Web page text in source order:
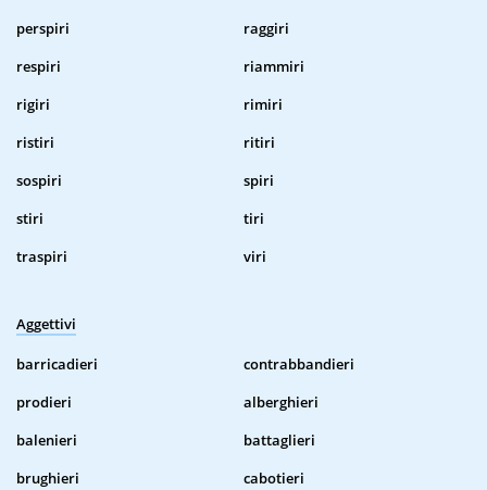
perspiri
raggiri
respiri
riammiri
rigiri
rimiri
ristiri
ritiri
sospiri
spiri
stiri
tiri
traspiri
viri
Aggettivi
barricadieri
contrabbandieri
prodieri
alberghieri
balenieri
battaglieri
brughieri
cabotieri